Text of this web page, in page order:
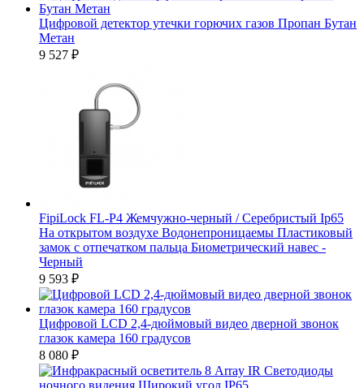
Цифровой детектор утечки горючих газов Пропан Бутан
Метан
9 527 ₽
FipiLock FL-P4 Жемчужно-черный / Серебристый Ip65
На открытом воздухе Водонепроницаемы Пластиковый
замок с отпечатком пальца Биометрический навес -
Черный
9 593 ₽
Цифровой LCD 2,4-дюймовый видео дверной звонок
глазок камера 160 градусов
8 080 ₽